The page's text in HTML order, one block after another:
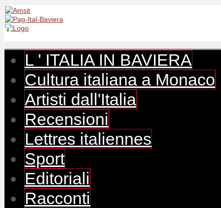
L ' ITALIA IN BAVIERA
Cultura italiana a Monaco
Artisti dall'Italia
Recensioni
Lettres italiennes
Sport
Editoriali
Racconti